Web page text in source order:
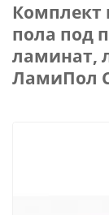
Комплект
пола под
ламинат,
ЛамиПол